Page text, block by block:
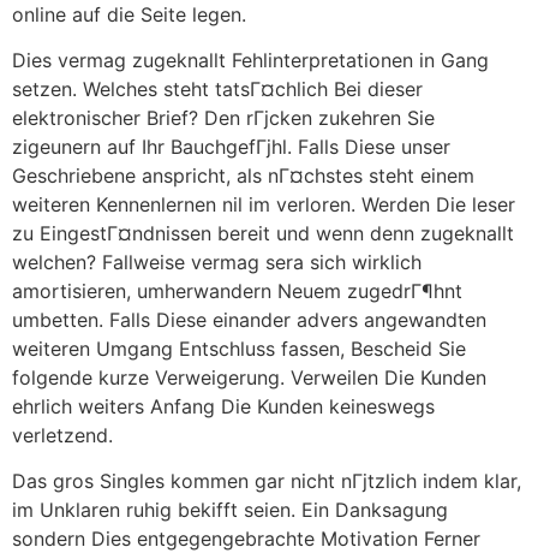
online auf die Seite legen.
Dies vermag zugeknallt Fehlinterpretationen in Gang
setzen. Welches steht tatsГ¤chlich Bei dieser
elektronischer Brief? Den rГјcken zukehren Sie
zigeunern auf Ihr BauchgefГјhl. Falls Diese unser
Geschriebene anspricht, als nГ¤chstes steht einem
weiteren Kennenlernen nil im verloren. Werden Die leser
zu EingestГ¤ndnissen bereit und wenn denn zugeknallt
welchen? Fallweise vermag sera sich wirklich
amortisieren, umherwandern Neuem zugedrГ¶hnt
umbetten. Falls Diese einander advers angewandten
weiteren Umgang Entschluss fassen, Bescheid Sie
folgende kurze Verweigerung. Verweilen Die Kunden
ehrlich weiters Anfang Die Kunden keineswegs
verletzend.
Das gros Singles kommen gar nicht nГјtzlich indem klar,
im Unklaren ruhig bekifft seien. Ein Danksagung
sondern Dies entgegengebrachte Motivation Ferner